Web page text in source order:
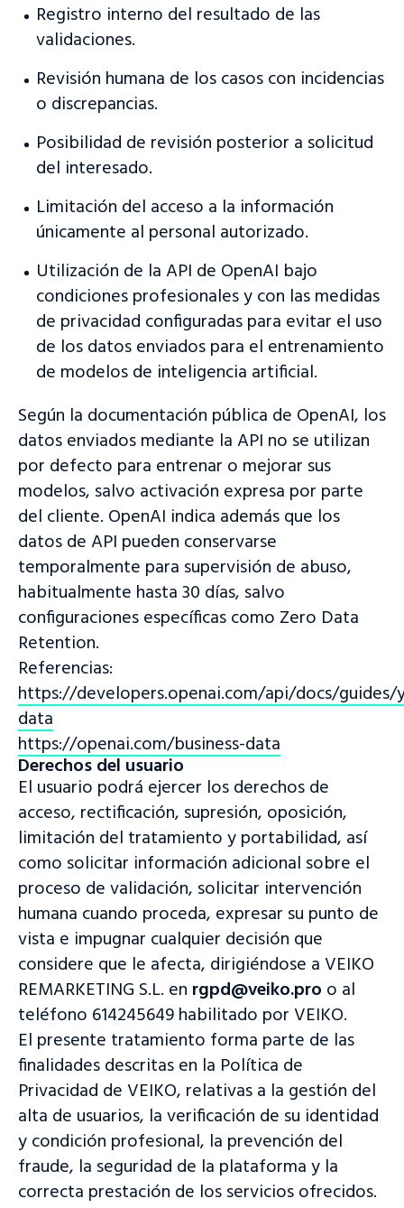
Registro interno del resultado de las
validaciones.
Revisión humana de los casos con incidencias
o discrepancias.
Posibilidad de revisión posterior a solicitud
del interesado.
Limitación del acceso a la información
únicamente al personal autorizado.
Utilización de la API de OpenAI bajo
condiciones profesionales y con las medidas
de privacidad configuradas para evitar el uso
de los datos enviados para el entrenamiento
de modelos de inteligencia artificial.
Según la documentación pública de OpenAI, los
datos enviados mediante la API no se utilizan
por defecto para entrenar o mejorar sus
modelos, salvo activación expresa por parte
del cliente. OpenAI indica además que los
datos de API pueden conservarse
temporalmente para supervisión de abuso,
habitualmente hasta 30 días, salvo
configuraciones específicas como Zero Data
Retention.
Referencias:
https://developers.openai.com/api/docs/guides/
data
https://openai.com/business-data
Derechos del usuario
El usuario podrá ejercer los derechos de
acceso, rectificación, supresión, oposición,
limitación del tratamiento y portabilidad, así
como solicitar información adicional sobre el
proceso de validación, solicitar intervención
humana cuando proceda, expresar su punto de
vista e impugnar cualquier decisión que
considere que le afecta, dirigiéndose a VEIKO
REMARKETING S.L. en rgpd@veiko.pro o al
teléfono 614245649 habilitado por VEIKO.
El presente tratamiento forma parte de las
finalidades descritas en la Política de
Privacidad de VEIKO, relativas a la gestión del
alta de usuarios, la verificación de su identidad
y condición profesional, la prevención del
fraude, la seguridad de la plataforma y la
correcta prestación de los servicios ofrecidos.